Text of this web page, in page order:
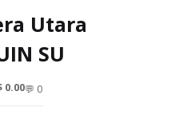
Utara
SU
0.00💬 0